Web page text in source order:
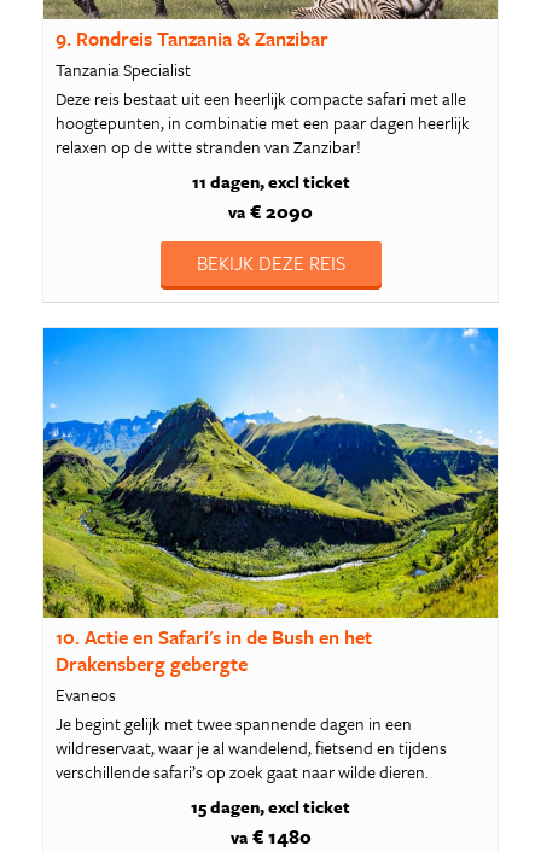
9. Rondreis Tanzania & Zanzibar
Tanzania Specialist
Deze reis bestaat uit een heerlijk compacte safari met alle
hoogtepunten, in combinatie met een paar dagen heerlijk
relaxen op de witte stranden van Zanzibar!
11 dagen excl ticket
va € 2090
BEKIJK DEZE REIS
10. Actie en Safari's in de Bush en het
Drakensberg gebergte
Evaneos
Je begint gelijk met twee spannende dagen in een
wildreservaat, waar je al wandelend, fietsend en tijdens
verschillende safari’s op zoek gaat naar wilde dieren.
15 dagen excl ticket
va€ 1480